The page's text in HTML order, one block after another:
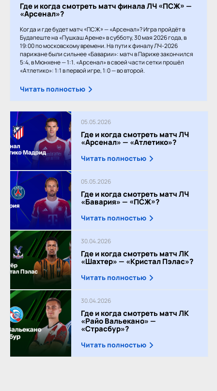
Где и когда смотреть матч финала ЛЧ «ПСЖ» —
«Арсенал»?
Когда и где будет матч «ПСЖ» — «Арсенал»? Игра пройдёт в
Будапеште на «Пушкаш Арене» в субботу, 30 мая 2026 года, в
19:00 по московскому времени. На пути к финалу ЛЧ-2026
парижане были сильнее «Баварии»: матч в Париже закончился
5:4, в Мюнхене — 1:1. «Арсенал» в своей части сетки прошёл
«Атлетико»: 1:1 в первой игре, 1:0 — во второй.
Читать полностью
05.05.2026
Где и когда смотреть матч ЛЧ
«Арсенал» — «Атлетико»?
Читать полностью
05.05.2026
Где и когда смотреть матч ЛЧ
«Бавария» — «ПСЖ»?
Читать полностью
30.04.2026
Где и когда смотреть матч ЛК
«Шахтер» — «Кристал Пэлас»?
Читать полностью
30.04.2026
Где и когда смотреть матч ЛК
«Райо Вальекано» —
«Страсбур»?
Читать полностью